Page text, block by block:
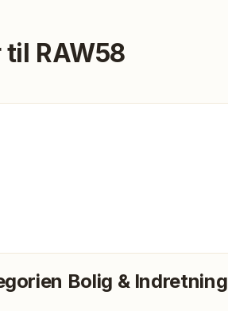
til RAW58
Bolig & Indretning